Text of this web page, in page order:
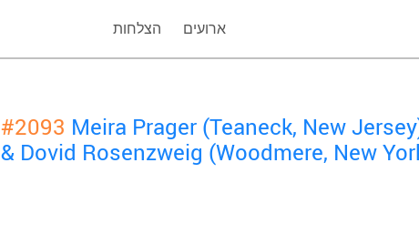
הצלחות ארועים
#2093 Meira Prager (Teaneck, New
& Dovid Rosenzweig (Woodmere, New